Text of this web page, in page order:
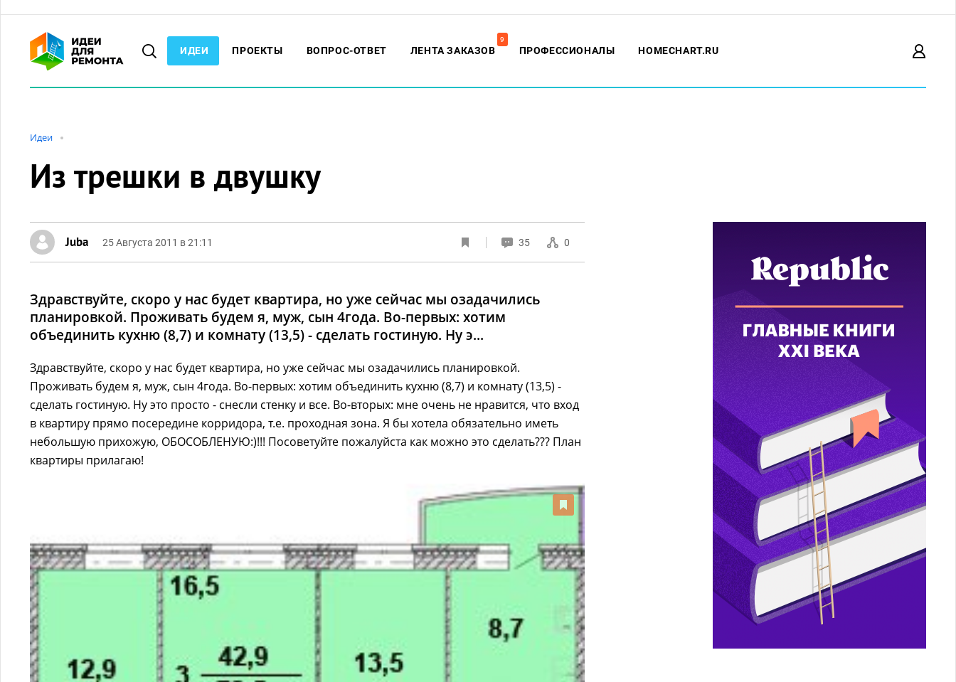
ИДЕИ ПРОЕКТЫ ВОПРОС-ОТВЕТ ЛЕНТА ЗАКАЗОВ
9
ПРОФЕССИОНАЛЫ HOMECHART.RU
Идеи
Из трешки в двушку
Juba 25 Августа 2011 в 21:11 35 0
Здравствуйте, скоро у нас будет квартира, но уже сейчас мы озадачились
планировкой. Проживать будем я, муж, сын 4года. Во-первых: хотим
объединить кухню (8,7) и комнату (13,5) - сделать гостиную. Ну э...
Здравствуйте, скоро у нас будет квартира, но уже сейчас мы озадачились планировкой.
Проживать будем я, муж, сын 4года. Во-первых: хотим объединить кухню (8,7) и комнату (13,5) -
сделать гостиную. Ну это просто - снесли стенку и все. Во-вторых: мне очень не нравится, что вход
в квартиру прямо посередине корридора, т.е. проходная зона. Я бы хотела обязательно иметь
небольшую прихожую, ОБОСОБЛЕНУЮ:)!!! Посоветуйте пожалуйста как можно это сделать??? План
квартиры прилагаю!